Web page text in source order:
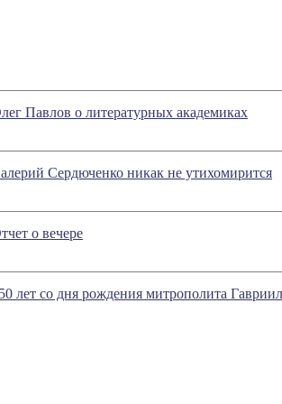
Павлов о литературных академиках
Сердюченко никак не утихомирится
о вечере
лет со дня рождения митрополита